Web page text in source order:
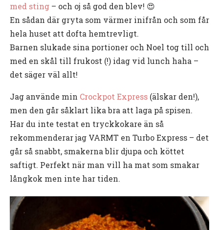
med sting – och oj så god den blev! 😍
En sådan där gryta som värmer inifrån och som får
hela huset att dofta hemtrevligt.
Barnen slukade sina portioner och Noel tog till och
med en skål till frukost (!) idag vid lunch haha –
det säger väl allt!
Jag använde min Crockpot Express (älskar den!),
men den går såklart lika bra att laga på spisen.
Har du inte testat en tryckkokare än så
rekommenderar jag VARMT en Turbo Express – det
går så snabbt, smakerna blir djupa och köttet
saftigt. Perfekt när man vill ha mat som smakar
långkok men inte har tiden.